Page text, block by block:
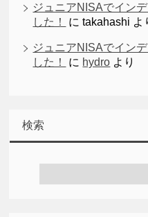
ジュニアNISAでイン
した！
にtakahashi よ
ジュニアNISAでイン
した！
に hydro より
検索